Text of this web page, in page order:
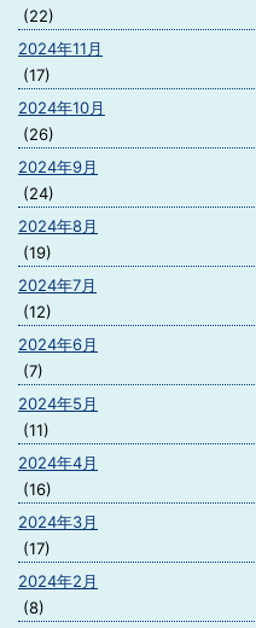
(22)
2024年11月
(17)
2024年10月
(26)
2024年9月
(24)
2024年8月
(19)
2024年7月
(12)
2024年6月
(7)
2024年5月
(11)
2024年4月
(16)
2024年3月
(17)
2024年2月
(8)